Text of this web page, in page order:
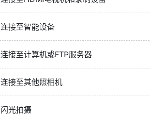
连接至智能设备
连接至计算机或FTP服务器
连接至其他照相机
闪光拍摄